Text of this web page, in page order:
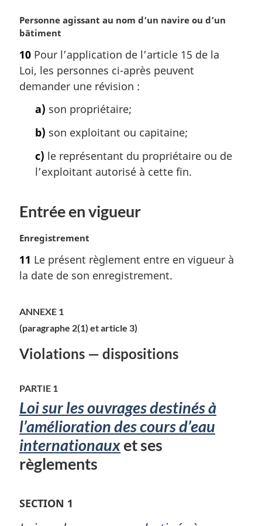
N
o
e
m
a
Personne agissant au nom d’un navire ou d’un
bâtiment
10 Pour l’application de l’article 15 de la
Loi, les personnes ci-après peuvent
demander une révision :
a) son propriétaire;
b) son exploitant ou capitaine;
c) le représentant du propriétaire ou de
l’exploitant autorisé à cette fin.
Entrée en vigueur
N
t
e
r
g
n
e
:
Enregistrement
11 Le présent règlement entre en vigueur à
la date de son enregistrement.
ANNEXE 1
(paragraphe 2(1) et article 3)
Violations — dispositions
PARTIE 1
Loi sur les ouvrages destinés à
l’amélioration des cours d’eau
internationauxet ses
règlements
SECTION 1